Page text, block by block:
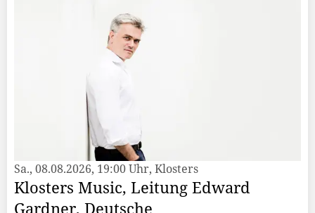
Sa., 08.08.2026, 19:00 Uhr, Klosters
Klosters Music, Leitung Edward
Gardner, Deutsche